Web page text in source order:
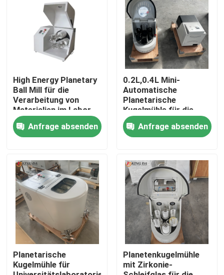
Startseite
Produkte
Über uns
High Energy Planetary
Ball Mill für die
Verarbeitung von
Materialien im Labor
für die
Ultrafeinpulverschleifung
Anfrage absenden
0.2L,0.4L Mini-
Automatische
Planetarische
Kugelmühle für die
Nano-
Pulverherstellung
Anfrage absenden
Planetarische
Kugelmühle für
Planetenkugelmühle
mit Zirkonie-